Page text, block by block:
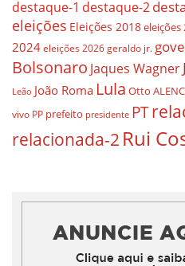
destaque-1 destaque-2
eleições Eleições 2018eleições
2024 eleições 2026 geraldo jr.
Bolsonaro Jaques Wagner
Leão João Roma Lula Otto
vivo PP prefeito presidente PT
relacionada-2 Rui